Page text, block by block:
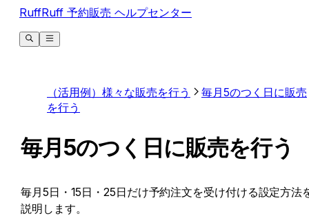
RuffRuff 予約販売 ヘルプセンター
（活用例）様々な販売を行う
毎月5のつく日に販売
を行う
毎月5のつく日に販売を行う
毎月5日・15日・25日だけ予約注文を受け付ける設定方法
説明します。